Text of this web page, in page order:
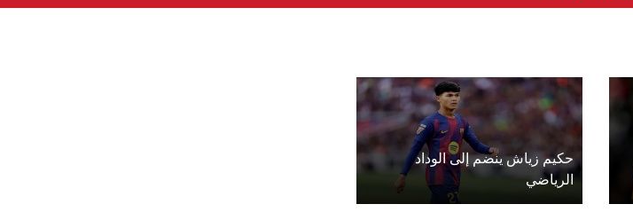
حكيم زياش ينضم إلى الوداد
الرياضي